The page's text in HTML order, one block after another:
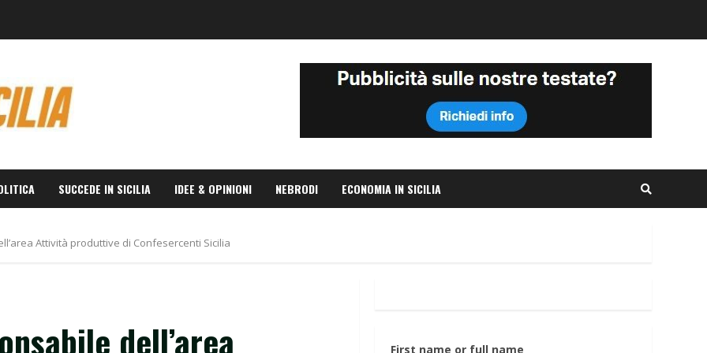
SUCCEDE IN SICILIA IDEE & OPINIONI NEBRODI ECONOMIA IN SICILIA
Attività produttive di Confesercenti Sicilia
dell’area
First name or full name